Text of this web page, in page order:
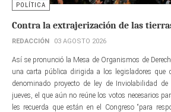
POLÍTICA
Contra la extrajerización de las
REDACCIÓN 03 AGOSTO 2026
Así se pronunció la Mesa de Organismos de
una carta pública dirigida a los legisladores que
denominado proyecto de ley de Inviolabilidad
jueves, el que aún no reúne los votos necesarios
les recuerda que están en el Congreso “para